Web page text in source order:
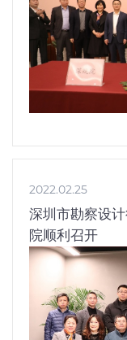
2022.02.25
深圳市勘察设
院顺利召开